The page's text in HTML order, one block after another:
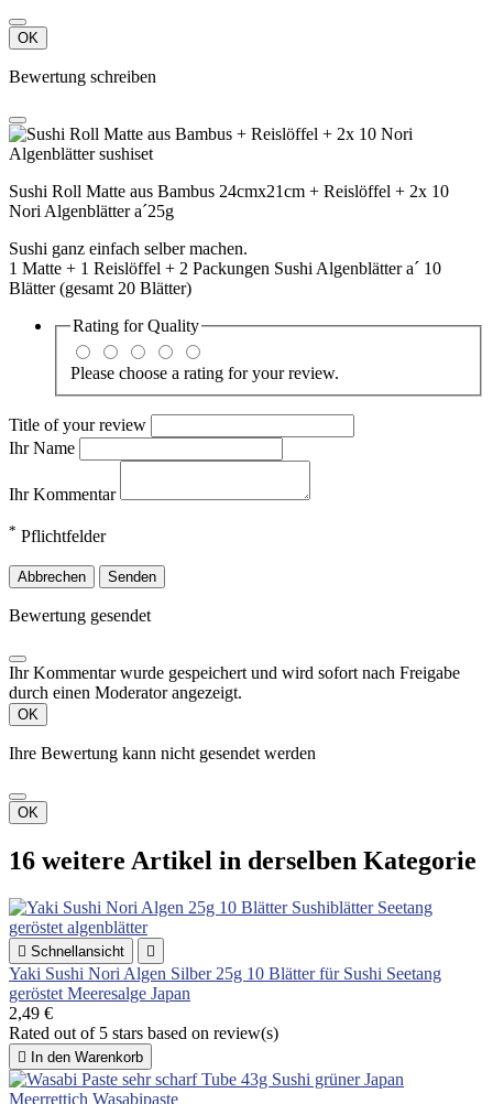
OK
Bewertung schreiben
Sushi Roll Matte aus Bambus 24cmx21cm + Reislöffel + 2x 10
Nori Algenblätter a´25g
Sushi ganz einfach selber machen.
1 Matte + 1 Reislöffel + 2 Packungen Sushi Algenblätter a´ 10
Blätter (gesamt 20 Blätter)
Rating forQuality
Please choose a rating for your review.
Title of your review
Ihr Name
Ihr Kommentar
* Pflichtfelder
Abbrechen Senden
Bewertung gesendet
Ihr Kommentar wurde gespeichert und wird sofort nach Freigabe
durch einen Moderator angezeigt.
OK
Ihre Bewertung kann nicht gesendet werden
OK
16 weitere Artikel in derselben Kategorie
 Schnellansicht 
Yaki Sushi Nori Algen Silber 25g 10 Blätter für Sushi Seetang
geröstet Meeresalge Japan
2,49 €
Rated out of 5 stars based on review(s)
 In den Warenkorb